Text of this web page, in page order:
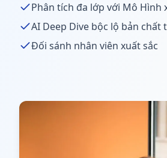
Phân tích đa lớp với Mô Hình
AI Deep Dive bộc lộ bản chất
Đối sánh nhân viên xuất sắc